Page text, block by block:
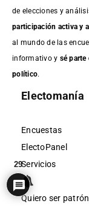
de elecciones y
participación activa y
al mundo de las
informativo y sé
político.
Electomanía
Encuestas
ElectoPanel
Servicios
Quiero ser patrón
29